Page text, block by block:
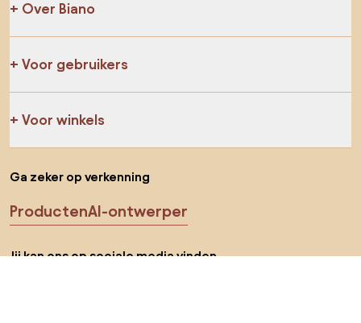
Over Biano
Voor gebruikers
Voor winkels
Ga zeker op verkenning
ProductenAI-ontwerper
Jij kan ons op sociale media vinden